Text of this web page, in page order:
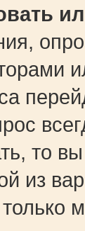
то
из